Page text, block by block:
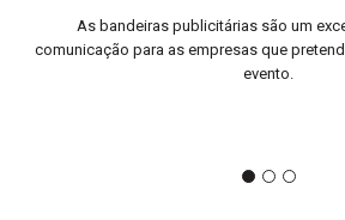
As bandeiras publicitárias são um
comunicação para as empresas que
evento.